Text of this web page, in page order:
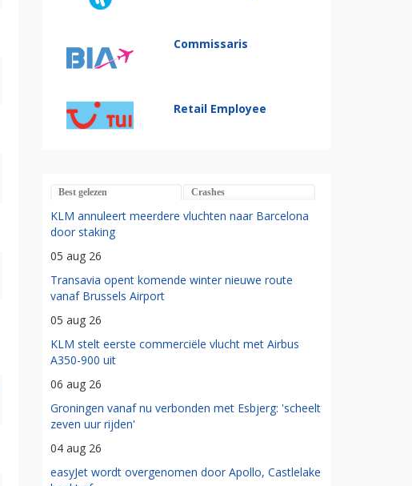
Commissaris
Retail Employee
Best gelezen Crashes
KLM annuleert meerdere vluchten naar Barcelona
door staking
05 aug 26
Transavia opent komende winter nieuwe route
vanaf Brussels Airport
05 aug 26
KLM stelt eerste commerciële vlucht met Airbus
A350-900 uit
06 aug 26
Groningen vanaf nu verbonden met Esbjerg: 'scheelt
zeven uur rijden'
04 aug 26
easyJet wordt overgenomen door Apollo, Castlelake